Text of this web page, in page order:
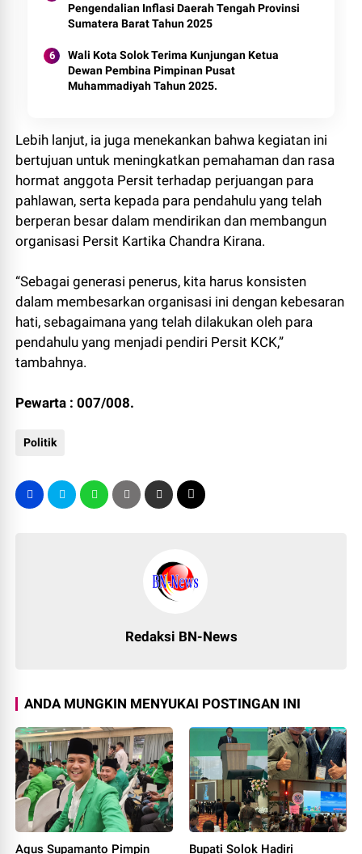
Pengendalian Inflasi Daerah Tengah Provinsi
Sumatera Barat Tahun 2025
Wali Kota Solok Terima Kunjungan Ketua
Dewan Pembina Pimpinan Pusat
Muhammadiyah Tahun 2025.
Lebih lanjut, ia juga menekankan bahwa kegiatan ini
bertujuan untuk meningkatkan pemahaman dan rasa
hormat anggota Persit terhadap perjuangan para
pahlawan, serta kepada para pendahulu yang telah
berperan besar dalam mendirikan dan membangun
organisasi Persit Kartika Chandra Kirana.
“Sebagai generasi penerus, kita harus konsisten
dalam membesarkan organisasi ini dengan kebesaran
hati, sebagaimana yang telah dilakukan oleh para
pendahulu yang menjadi pendiri Persit KCK,”
tambahnya.
Pewarta : 007/008.
Politik
Redaksi BN-News
ANDA MUNGKIN MENYUKAI POSTINGAN INI
Agus Supamanto Pimpin Bupati Solok Hadiri